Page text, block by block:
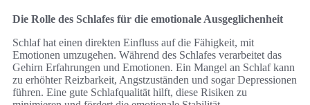
Die Rolle des Schlafes für die emotionale Ausgeglichenheit
Schlaf hat einen direkten Einfluss auf die Fähigkeit, mit
Emotionen umzugehen. Während des Schlafes verarbeitet das
Gehirn Erfahrungen und Emotionen. Ein Mangel an Schlaf kann
zu erhöhter Reizbarkeit, Angstzuständen und sogar Depressionen
führen. Eine gute Schlafqualität hilft, diese Risiken zu